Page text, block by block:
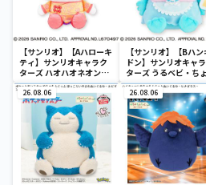
【サンリオ】【Aハローキ
ティ】サンリオキャラク
ターズ ハオハオネオンタ
ウンドールBIGタイプ1
【サンリオ】【Bハン
ドン】サンリオキャ
ターズ うるベビ・ち
デカドール
26.08.06 26.08.06